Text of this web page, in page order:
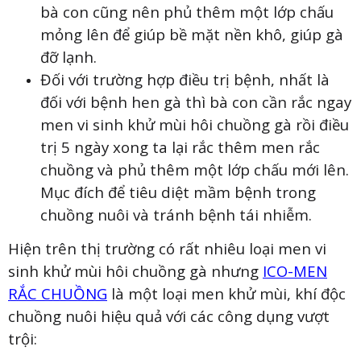
bà con cũng nên phủ thêm một lớp chấu
mỏng lên để giúp bề mặt nền khô, giúp gà
đỡ lạnh.
Đối với trường hợp điều trị bệnh, nhất là
đối với bệnh hen gà thì bà con cần rắc ngay
men vi sinh khử mùi hôi chuồng gà rồi điều
trị 5 ngày xong ta lại rắc thêm men rắc
chuồng và phủ thêm một lớp chấu mới lên.
Mục đích để tiêu diệt mầm bệnh trong
chuồng nuôi và tránh bệnh tái nhiễm.
Hiện trên thị trường có rất nhiêu loại men vi
sinh khử mùi hôi chuồng gà nhưng ICO-MEN
RẮC CHUỒNG là một loại men khử mùi, khí độc
chuồng nuôi hiệu quả với các công dụng vượt
trội: